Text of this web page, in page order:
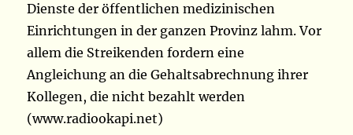
Dienste der öffentlichen medizinischen
Einrichtungen in der ganzen Provinz lahm. Vor
allem die Streikenden fordern eine
Angleichung an die Gehaltsabrechnung ihrer
Kollegen, die nicht bezahlt werden
(www.radiookapi.net)